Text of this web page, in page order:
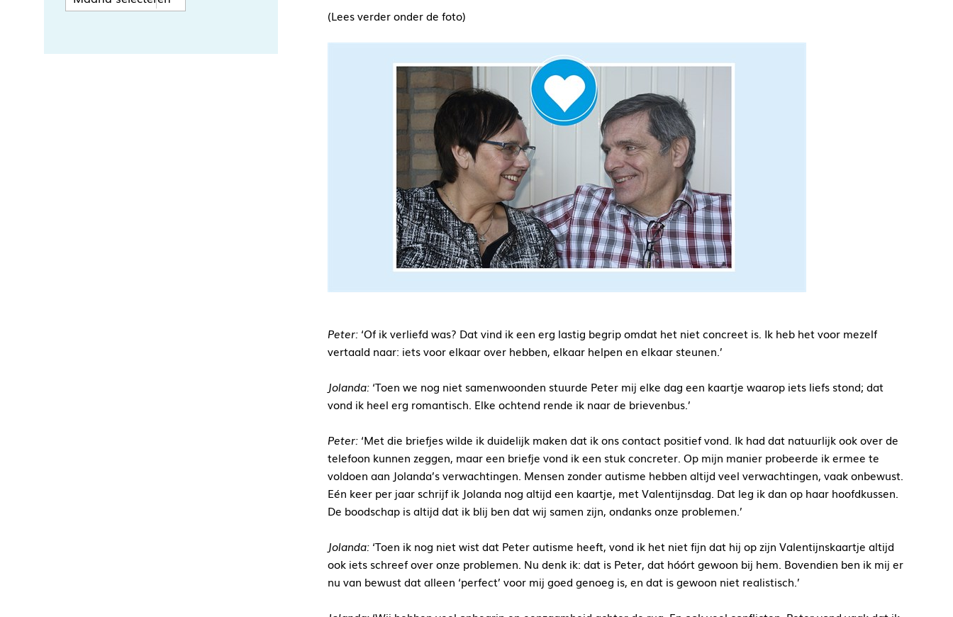
(Lees verder onder de foto)
Peter: ‘Of ik verliefd was? Dat vind ik een erg lastig begrip omdat het niet concreet is. Ik heb het voor mezelf
vertaald naar: iets voor elkaar over hebben, elkaar helpen en elkaar steunen.’
Jolanda: ‘Toen we nog niet samenwoonden stuurde Peter mij elke dag een kaartje waarop iets liefs stond; dat
vond ik heel erg romantisch. Elke ochtend rende ik naar de brievenbus.’
Peter: ‘Met die briefjes wilde ik duidelijk maken dat ik ons contact positief vond. Ik had dat natuurlijk ook over de
telefoon kunnen zeggen, maar een briefje vond ik een stuk concreter. Op mijn manier probeerde ik ermee te
voldoen aan Jolanda’s verwachtingen. Mensen zonder autisme hebben altijd veel verwachtingen, vaak onbewust.
Eén keer per jaar schrijf ik Jolanda nog altijd een kaartje, met Valentijnsdag. Dat leg ik dan op haar hoofdkussen.
De boodschap is altijd dat ik blij ben dat wij samen zijn, ondanks onze problemen.’
Jolanda: ‘Toen ik nog niet wist dat Peter autisme heeft, vond ik het niet fijn dat hij op zijn Valentijnskaartje altijd
ook iets schreef over onze problemen. Nu denk ik: dat is Peter, dat hóórt gewoon bij hem. Bovendien ben ik mij er
nu van bewust dat alleen ‘perfect’ voor mij goed genoeg is, en dat is gewoon niet realistisch.’